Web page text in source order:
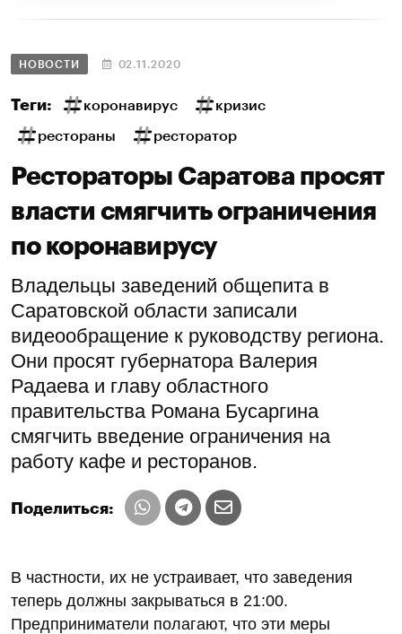
НОВОСТИ 02.11.2020
Теги: коронавирус кризис
рестораны ресторатор
Рестораторы Саратова просят
власти смягчить ограничения
по коронавирусу
Владельцы заведений общепита в
Саратовской области записали
видеообращение к руководству региона.
Они просят губернатора Валерия
Радаева и главу областного
правительства Романа Бусаргина
смягчить введение ограничения на
работу кафе и ресторанов.
Поделиться:
В частности, их не устраивает, что заведения
теперь должны закрываться в 21:00.
Предприниматели полагают, что эти меры